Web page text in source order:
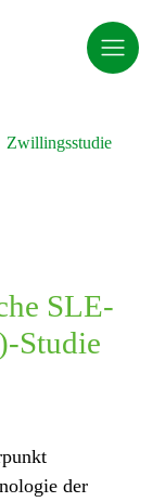
Zwillingsstudie
SLE-
Studie
der